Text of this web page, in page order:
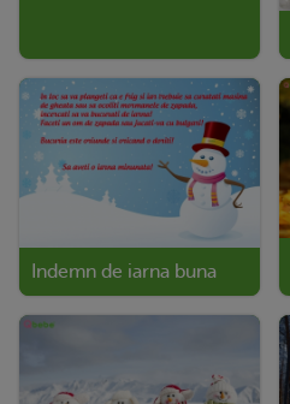
Indemn de iarna buna